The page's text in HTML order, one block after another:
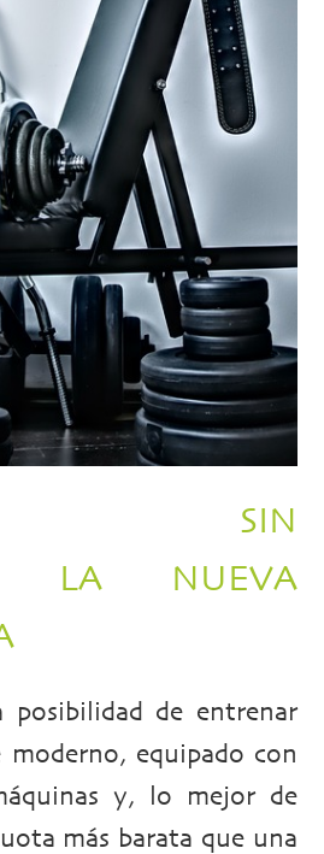
SIN
LA NUEVA
posibilidad de entrenar
equipado con
y, lo mejor de
más barata que una